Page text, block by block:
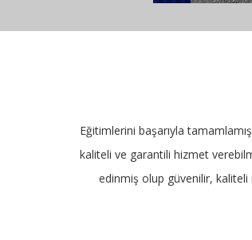
Eğitimlerini başarıyla
kaliteli ve garantili hizmet
edinmiş olup güvenilir, kaliteli